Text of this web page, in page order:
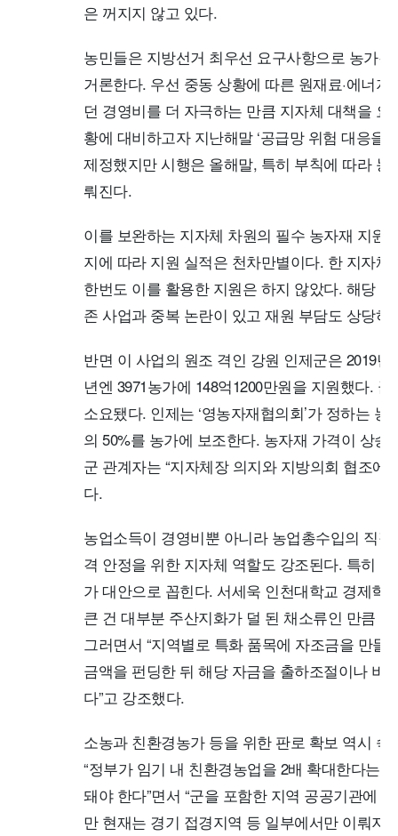
은 꺼지지 않고 있다.
농민들은 지방선거 최우선 요구사항으로 농가
거론한다. 우선 중동 상황에 따른 원재료·에너
던 경영비를 더 자극하는 만큼 지자체 대책을
황에 대비하고자 지난해말 ‘공급망 위험 대응을
제정했지만 시행은 올해말, 특히 부칙에 따라
뤄진다.
이를 보완하는 지자체 차원의 필수 농자재 지원
지에 따라 지원 실적은 천차만별이다. 한 지자
한번도 이를 활용한 지원은 하지 않았다. 해당
존 사업과 중복 논란이 있고 재원 부담도 상당하
반면 이 사업의 원조 격인 강원 인제군은 2019
년엔 3971농가에 148억1200만원을 지원했다.
소요됐다. 인제는 ‘영농자재협의회’가 정하는
의 50%를 농가에 보조한다. 농자재 가격이 상
군 관계자는 “지자체장 의지와 지방의회 협조에
다.
농업소득이 경영비뿐 아니라 농업총수입의 직
격 안정을 위한 지자체 역할도 강조된다. 특히
가 대안으로 꼽힌다. 서세욱 인천대학교 경제학
큰 건 대부분 주산지화가 덜 된 채소류인 만큼
그러면서 “지역별로 특화 품목에 자조금을 만
금액을 펀딩한 뒤 해당 자금을 출하조절이나 비
다”고 강조했다.
소농과 친환경농가 등을 위한 판로 확보 역시
“정부가 임기 내 친환경농업을 2배 확대한다는
돼야 한다”면서 “군을 포함한 지역 공공기관에
만 현재는 경기 접경지역 등 일부에서만 이뤄지